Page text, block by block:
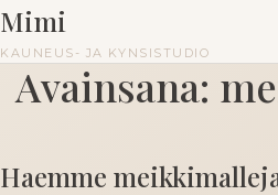
Mimi
KAUNEUS- JA KYNSISTUDIO
KURSSIT
Avainsana:
Haemme